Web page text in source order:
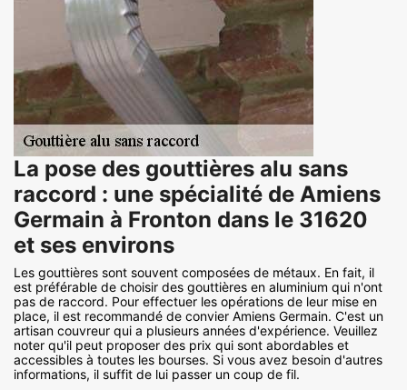
La pose des gouttières alu sans
raccord : une spécialité de Amiens
Germain à Fronton dans le 31620
et ses environs
Les gouttières sont souvent composées de métaux. En fait, il
est préférable de choisir des gouttières en aluminium qui n'ont
pas de raccord. Pour effectuer les opérations de leur mise en
place, il est recommandé de convier Amiens Germain. C'est un
artisan couvreur qui a plusieurs années d'expérience. Veuillez
noter qu'il peut proposer des prix qui sont abordables et
accessibles à toutes les bourses. Si vous avez besoin d'autres
informations, il suffit de lui passer un coup de fil.